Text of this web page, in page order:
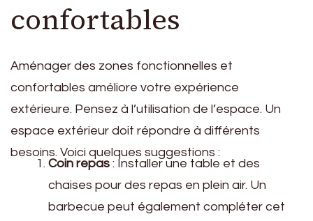
confortables
Aménager des zones fonctionnelles et
confortables améliore votre expérience
extérieure. Pensez à l’utilisation de l’espace. Un
espace extérieur doit répondre à différents
besoins. Voici quelques suggestions :
Coin repas : Installer une table et des
chaises pour des repas en plein air. Un
barbecue peut également compléter cet